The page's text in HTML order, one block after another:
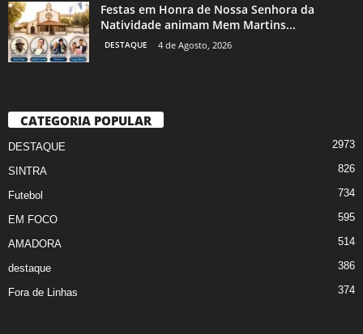
Festas em Honra de Nossa Senhora da
Natividade animam Mem Martins...
DESTAQUE 4 de Agosto, 2026
CATEGORIA POPULAR
DESTAQUE 2973
SINTRA 826
Futebol 734
EM FOCO 595
AMADORA 514
destaque 386
Fora de Linhas 374